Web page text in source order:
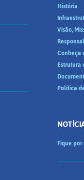
História
Visão,
Conheça
Estrutura
Política
Fique